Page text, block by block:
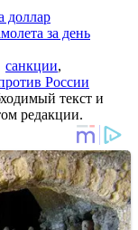
доллар
за день
санкции,
России
текст и
редакции.